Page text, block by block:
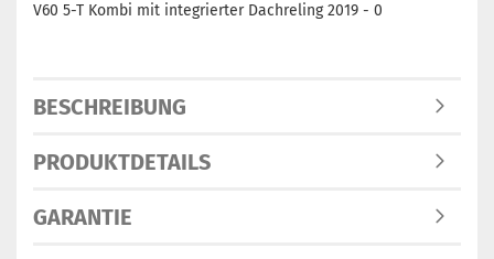
V60 5-T Kombi mit integrierter Dachreling 2019 - 0
BESCHREIBUNG
PRODUKTDETAILS
GARANTIE